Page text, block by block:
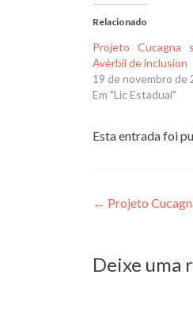
Relacionado
Projeto Cucagna
Avèrbii de inclusion
19 de novembro de
Em "Lic Estadual"
Esta entrada foi
Post
← Projeto
Deixe uma